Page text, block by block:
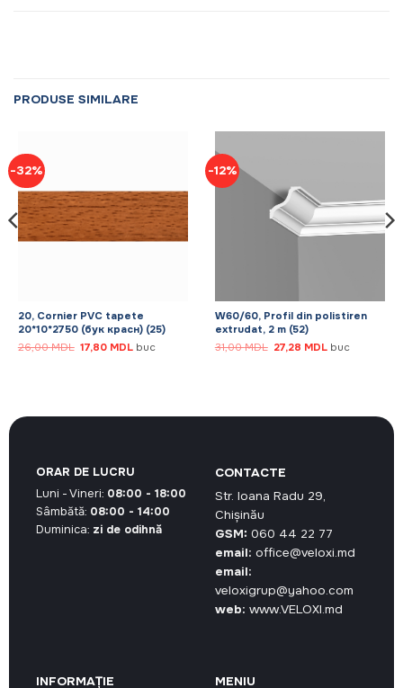
PRODUSE SIMILARE
-32%
20, Cornier PVC tapete
20*10*2750 (бук красн) (25)
26,00MDL Prețul
inițial
17,80 MDLPrețul
buc
-12%
W60/60, Profil din polistiren
extrudat, 2 m (52)
31,00MDL Prețul
inițial
27,28 MDLPrețul
buc
CONTACTE
Str. Ioana Radu 29,
Chișinău
GSM: 060 44 22 77
email: office@veloxi.md
email:
veloxigrup@yahoo.com
web: www.VELOXI.md
INFORMAȚIE MENIU
ORAR DE LUCRU
Luni - Vineri: 08:00 - 18:00
Sâmbătă: 08:00 - 14:00
Duminica: zi de odihnă